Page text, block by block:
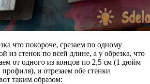
что покороче, срезаем по одному
из стенок по всей длине, а у обрезка, что
от одного из концов по 2,5 см (1 дюйм
и отрезаем обе стенки
таким образом: